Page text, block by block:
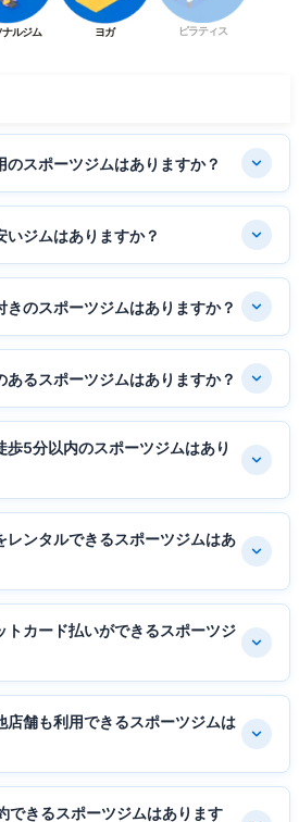
ルジム ヨガ ピラティス
スポーツジムはありますか？
ジムはありますか？
のスポーツジムはありますか？
るスポーツジムはありますか？
歩5分以内のスポーツジムはあり
レンタルできるスポーツジムはあ
トカード払いができるスポーツジ
店舗も利用できるスポーツジムは
できるスポーツジムはあります